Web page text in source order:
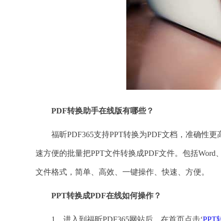
PDF转换助手在线版有哪些？
福昕PDF365支持PPT转换为PDF文档，准确性更
速方便的批量把PPT文件转换成PDF文件。包括
文件格式，简单、高效、一键操作、快速、方便。
PPT转换成PDF在线如何操作？
1、进入到福昕PDF365网站后，在首页点击‘PPT